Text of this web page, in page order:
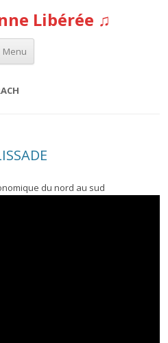
Libérée ♫
Menu
Aller au contenu
du nord au sud